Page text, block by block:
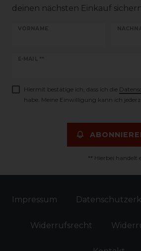
deinen nächsten Einkauf
VORNAME
E-MAIL **
Newsletter
Hiermit bestätige ich, dass ich die
habe. Meine Einwilligung kann ich
** Hierbei handelt
Impressum
Widerrufs­recht